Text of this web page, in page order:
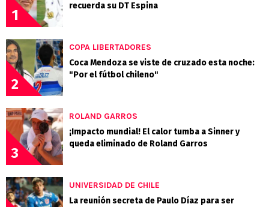
1
recuerda su DT Espina
2
COPA LIBERTADORES
Coca Mendoza se viste de cruzado esta noche:
"Por el fútbol chileno"
3
ROLAND GARROS
¡Impacto mundial! El calor tumba a Sinner y
queda eliminado de Roland Garros
UNIVERSIDAD DE CHILE
La reunión secreta de Paulo Díaz para ser